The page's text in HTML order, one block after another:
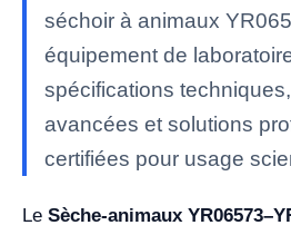
séchoir à animaux
équipement de
spécifications
avancées et solutions
certifiées pour usage
Le Sèche-animaux